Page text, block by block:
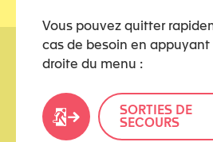
Vous pouvez quitter
cas de besoin en
droite du menu :
SORTIES DE
SECOURS